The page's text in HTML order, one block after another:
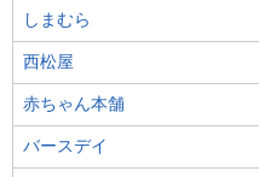
しまむら
西松屋
赤ちゃん本舗
バースデイ